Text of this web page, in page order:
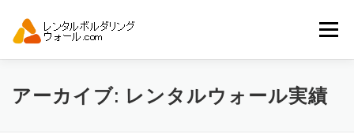
メニュー
トップ 自動見積り 商品一覧
アーカイブ: レンタルウォール実績